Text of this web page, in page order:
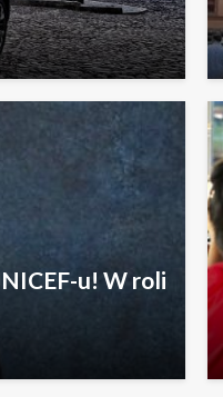
u! W roli